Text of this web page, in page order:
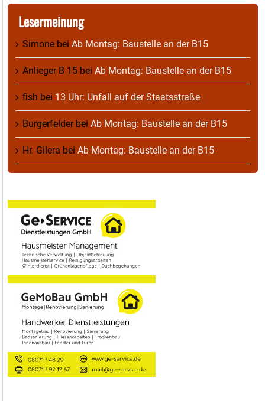
Lesermeinung
Simone bei Ab Montag: Baustelle an der B15
Anlieger B 15 bei Ab Montag: Baustelle an der B15
fish bei 13 Uhr: Unfall auf der Staatsstraße
Burgerfelderbei Ab Montag: Baustelle an der B15
Hr. Gilera bei Ab Montag: Baustelle an der B15